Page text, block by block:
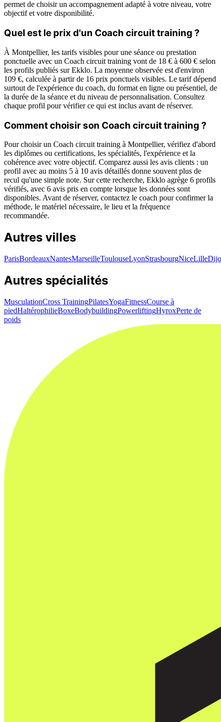
permet de choisir un accompagnement adapté à votre niveau, votre
objectif et votre disponibilité.
Quel est le prix d'un Coach circuit training ?
À Montpellier, les tarifs visibles pour une séance ou prestation
ponctuelle avec un Coach circuit training vont de 18 € à 600 € selon
les profils publiés sur Ekklo. La moyenne observée est d'environ
109 €, calculée à partir de 16 prix ponctuels visibles. Le tarif dépend
surtout de l'expérience du coach, du format en ligne ou présentiel, de
la durée de la séance et du niveau de personnalisation. Consultez
chaque profil pour vérifier ce qui est inclus avant de réserver.
Comment choisir son Coach circuit training ?
Pour choisir un Coach circuit training à Montpellier, vérifiez d'abord
les diplômes ou certifications, les spécialités, l'expérience et la
cohérence avec votre objectif. Comparez aussi les avis clients : un
profil avec au moins 5 à 10 avis détaillés donne souvent plus de
recul qu'une simple note. Sur cette recherche, Ekklo agrège 6 profils
vérifiés, avec 6 avis pris en compte lorsque les données sont
disponibles. Avant de réserver, contactez le coach pour confirmer la
méthode, le matériel nécessaire, le lieu et la fréquence
recommandée.
Autres villes
ParisBordeauxNantesMarseilleToulouseLyonStrasbourgNiceLille
Autres spécialités
MusculationCross TrainingPilatesYogaFitnessCourse à
piedHaltérophilieBoxeBodybuildingPowerliftingHyroxPerte de
poids